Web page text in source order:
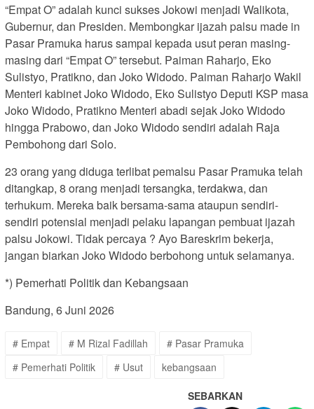
“Empat O” adalah kunci sukses Jokowi menjadi Walikota,
Gubernur, dan Presiden. Membongkar ijazah palsu made in
Pasar Pramuka harus sampai kepada usut peran masing-
masing dari “Empat O” tersebut. Paiman Raharjo, Eko
Sulistyo, Pratikno, dan Joko Widodo. Paiman Raharjo Wakil
Menteri kabinet Joko Widodo, Eko Sulistyo Deputi KSP masa
Joko Widodo, Pratikno Menteri abadi sejak Joko Widodo
hingga Prabowo, dan Joko Widodo sendiri adalah Raja
Pembohong dari Solo.
23 orang yang diduga terlibat pemalsu Pasar Pramuka telah
ditangkap, 8 orang menjadi tersangka, terdakwa, dan
terhukum. Mereka baik bersama-sama ataupun sendiri-
sendiri potensial menjadi pelaku lapangan pembuat ijazah
palsu Jokowi. Tidak percaya ? Ayo Bareskrim bekerja,
jangan biarkan Joko Widodo berbohong untuk selamanya.
*) Pemerhati Politik dan Kebangsaan
Bandung, 6 Juni 2026
# Empat # M Rizal Fadillah
# Pasar Pramuka
# Pemerhati Politik
# Usut kebangsaan
SEBARKAN